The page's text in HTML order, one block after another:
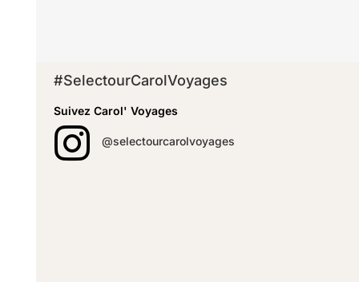
#SelectourCarolVoyages
Suivez Carol' Voyages
 @selectourcarolvoyages